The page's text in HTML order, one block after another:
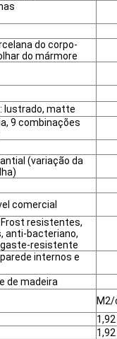
do corpo-
do mármore
lustrado, matte
9 combinações
(variação da
comercial
resistentes,
anti-bacteriano,
resistente
internos e
de madeira
1,92
1,92